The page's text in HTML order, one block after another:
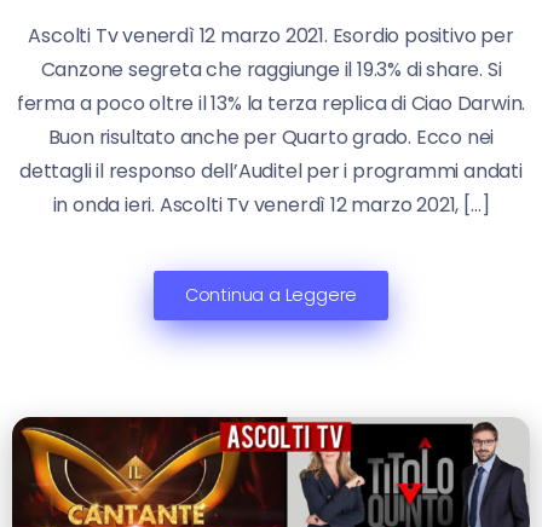
Ascolti Tv venerdì 12 marzo 2021. Esordio positivo per
Canzone segreta che raggiunge il 19.3% di share. Si
ferma a poco oltre il 13% la terza replica di Ciao Darwin.
Buon risultato anche per Quarto grado. Ecco nei
dettagli il responso dell’Auditel per i programmi andati
in onda ieri. Ascolti Tv venerdì 12 marzo 2021, […]
Continua a Leggere